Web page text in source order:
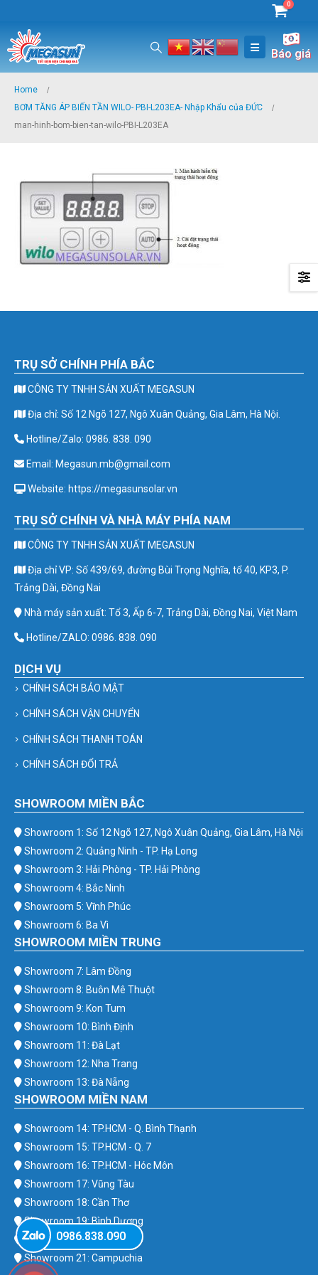
0
Báo giá
Home
BƠM TĂNG ÁP BIẾN TẦN WILO- PBI-L203EA- Nhập Khẩu của ĐỨC
man-hinh-bom-bien-tan-wilo-PBI-L203EA
TRỤ SỞ CHÍNH PHÍA BẮC
CÔNG TY TNHH SẢN XUẤT MEGASUN
Địa chỉ: Số 12 Ngõ 127, Ngô Xuân Quảng, Gia Lâm, Hà Nội.
Hotline/Zalo: 0986. 838. 090
Email: Megasun.mb@gmail.com
Website: https://megasunsolar.vn
TRỤ SỞ CHÍNH VÀ NHÀ MÁY PHÍA NAM
CÔNG TY TNHH SẢN XUẤT MEGASUN
Địa chỉ VP: Số 439/69, đường Bùi Trọng Nghĩa, tổ 40, KP3, P.
Trảng Dài, Đồng Nai
Nhà máy sản xuất: Tổ 3, Ấp 6-7, Trảng Dài, Đồng Nai, Việt Nam
Hotline/ZALO: 0986. 838. 090
DỊCH VỤ
CHÍNH SÁCH BẢO MẬT
CHÍNH SÁCH VẬN CHUYỂN
CHÍNH SÁCH THANH TOÁN
CHÍNH SÁCH ĐỔI TRẢ
SHOWROOM MIỀN BẮC
Showroom 1: Số 12 Ngõ 127, Ngô Xuân Quảng, Gia Lâm, Hà Nội
Showroom 2: Quảng Ninh - TP. Hạ Long
Showroom 3: Hải Phòng - TP. Hải Phòng
Showroom 4: Bắc Ninh
Showroom 5: Vĩnh Phúc
Showroom 6: Ba Vì
SHOWROOM MIỀN TRUNG
Showroom 7: Lâm Đồng
Showroom 8: Buôn Mê Thuột
Showroom 9: Kon Tum
Showroom 10: Bình Định
Showroom 11: Đà Lạt
Showroom 12: Nha Trang
Showroom 13: Đà Nẵng
SHOWROOM MIỀN NAM
Showroom 14: TP.HCM - Q. Bình Thạnh
Showroom 15: TP.HCM - Q. 7
Showroom 16: TP.HCM - Hóc Môn
Showroom 17: Vũng Tàu
Showroom 18: Cần Thơ
Showroom 19: Bình Dương
Showroom 20: Bình Phước
Showroom 21: Campuchia
0986.838.090